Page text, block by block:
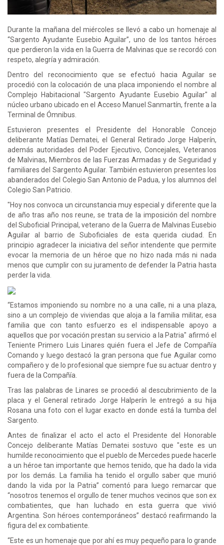
Durante la mañana del miércoles se llevó a cabo un homenaje al
“Sargento Ayudante Eusebio Aguilar”, uno de los tantos héroes
que perdieron la vida en la Guerra de Malvinas que se recordó con
respeto, alegría y admiración.
Dentro del reconocimiento que se efectuó hacia Aguilar se
procedió con la colocación de una placa imponiendo el nombre al
Complejo Habitacional "Sargento Ayudante Eusebio Aguilar" al
núcleo urbano ubicado en el Acceso Manuel Sanmartín, frente a la
Terminal de Ómnibus.
Estuvieron presentes el Presidente del Honorable Concejo
deliberante Matías Dematei, el General Retirado Jorge Halperín,
además autoridades del Poder Ejecutivo, Concejales, Veteranos
de Malvinas, Miembros de las Fuerzas Armadas y de Seguridad y
familiares del Sargento Aguilar. También estuvieron presentes los
abanderados del Colegio San Antonio de Padua, y los alumnos del
Colegio San Patricio.
"Hoy nos convoca un circunstancia muy especial y diferente que la
de año tras año nos reune, se trata de la imposición del nombre
del Suboficial Principal, veterano de la Guerra de Malvinas Eusebio
Aguilar al barrio de Suboficiales de esta querida ciudad. En
principio agradecer la iniciativa del señor intendente que permite
evocar la memoria de un héroe que no hizo nada más ni nada
menos que cumplir con su juramento de defender la Patria hasta
perder la vida.
“Estamos imponiendo su nombre no a una calle, ni a una plaza,
sino a un complejo de viviendas que aloja a la familia militar, esa
familia que con tanto esfuerzo es el indispensable apoyo a
aquellos que por vocación prestan su servicio a la Patria" afirmó el
Teniente Primero Luis Linares quién fuera el Jefe de Compañía
Comando y luego destacó la gran persona que fue Aguilar como
compañero y de lo profesional que siempre fue su actuar dentro y
fuera de la Compañía.
Tras las palabras de Linares se procedió al descubrimiento de la
placa y el General retirado Jorge Halperín le entregó a su hija
Rosana una foto con el lugar exacto en donde está la tumba del
Sargento.
Antes de finalizar el acto el acto el Presidente del Honorable
Concejo deliberante Matías Dematei sostuvo que "este es un
humilde reconocimiento que el pueblo de Mercedes puede hacerle
a un héroe tan importante que hemos tenido, que ha dado la vida
por los demás. La familia ha tenido el orgullo saber que murió
dando la vida por la Patria” comentó para luego remarcar que
“nosotros tenemos el orgullo de tener muchos vecinos que son ex
combatientes, que han luchado en esta guerra que vivió
Argentina. Son héroes contemporáneos” destacó reafirmando la
figura del ex combatiente.
“Este es un homenaje que por ahí es muy pequeño para lo grande